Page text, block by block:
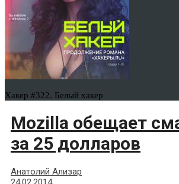
Хакер #322. Белый хакер
Mozilla обещает
за 25 долларов
Анатолий Ализар